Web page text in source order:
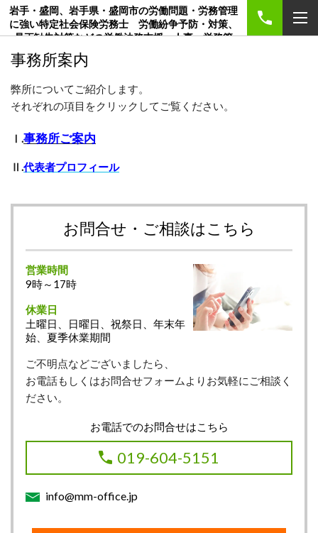
岩手・盛岡、岩手県・盛岡市の労働問題・労務管理
に強い特定社会保険労務士 労働紛争予防・対策、
是正勧告対策などの労働法務支援、人事・労務管
理、賃金制度、就業規則・各種規程、創業のご相談
は社労士事務所マンパワーマネジメント
事務所案内
弊所についてご紹介します。
それぞれの項目をクリックしてご覧ください。
Ⅰ.事務所ご案内
Ⅱ.代表者プロフィール
お問合せ・ご相談はこちら
営業時間
9時～17時
休業日
土曜日、日曜日、祝祭日、年末年
始、夏季休業期間
ご不明点などございましたら、
お電話もしくはお問合せフォームよりお気軽にご相談く
ださい。
お電話でのお問合せはこちら
019-604-5151
info@mm-office.jp